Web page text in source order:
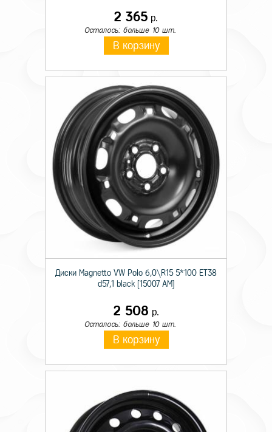
2 365 р.
Осталось: больше 10 шт.
В корзину
Диски Magnetto VW Polo 6,0\R15 5*100 ET38
d57,1 black [15007 AM]
2 508 р.
Осталось: больше 10 шт.
В корзину